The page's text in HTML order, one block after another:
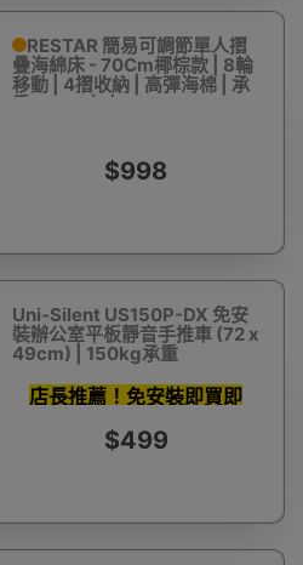
RESTAR 簡易可調節單人摺
疊海綿床 - 70Cm椰棕款 | 8輪
移動 | 4摺收納 | 高彈海棉 | 承
重150kg左右
$998
Uni-Silent US150P-DX 免安
裝辦公室平板靜音手推車 (72 x
49cm) | 150kg承重
店長推薦！免安裝即買即
$499